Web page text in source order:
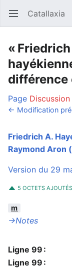
Ouvrir le menu principal Catallaxia
«
différence
Page Discussion
← Modification
Friedrich A.
Raymond Aron
Version du 29
5 OCTETS AJOUTÉS
m
→‎Notes
Ligne 99 :
Ligne 99 :